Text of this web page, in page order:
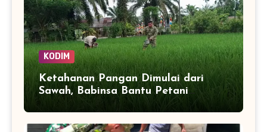
KODIM
Ketahanan Pangan Dimulai dari
Sawah, Babinsa Bantu Petani
Kendalikan Hama Tanaman